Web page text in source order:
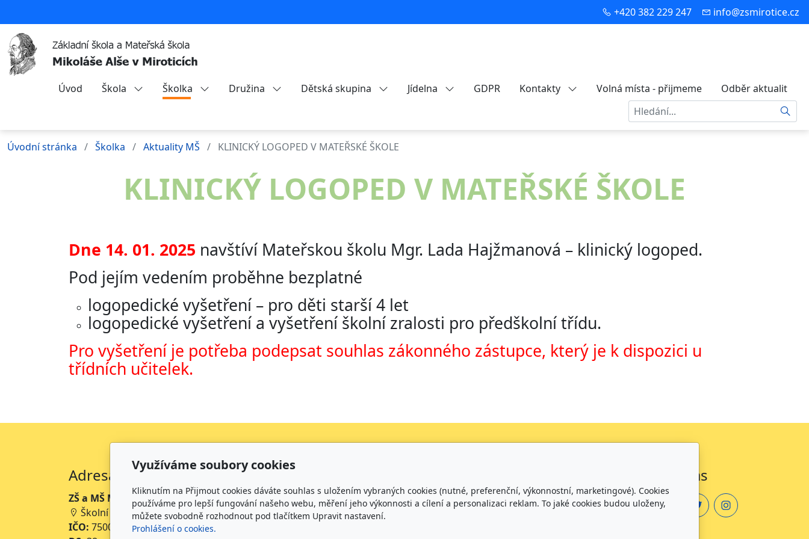
+420 382 229 247 info@zsmirotice.cz
Úvod Škola Školka Družina Dětská skupina Jídelna GDPR Kontakty Volná místa - přijmeme
Odběr aktualit
Hledat
Úvodní stránka Školka Aktuality MŠ KLINICKÝ LOGOPED V MATEŘSKÉ ŠKOLE
KLINICKÝ LOGOPED V MATEŘSKÉ ŠKOLE
Dne 14. 01. 2025 navštíví Mateřskou školu Mgr. Lada Hajžmanová – klinický logoped.
Pod jejím vedením proběhne bezplatné
logopedické vyšetření – pro děti starší 4 let
logopedické vyšetření a vyšetření školní zralosti pro předškolní třídu.
Pro vyšetření je potřeba podepsat souhlas zákonného zástupce, který je k dispozici u
třídních učitelek.
Adresa
ZŠ a MŠ Mikoláše Alše Mirotice
Školní 234, 398 01 Mirotice
IČO: 75001063
Kontakt
+420 734 316 620 - Ředitel školy
+420 733 539 322 - Zástupce ředitele pro předškolní vzdělávání
Sledujte nás
Využíváme soubory cookies
Kliknutím na Přijmout cookies dáváte souhlas s uložením vybraných cookies (nutné, preferenční, výkonnostní, marketingové). Cookies
používáme pro lepší fungování našeho webu, měření jeho výkonnosti a cílení a personalizaci reklam. To jaké cookies budou uloženy,
můžete svobodně rozhodnout pod tlačítkem Upravit nastavení.
Prohlášení o cookies.